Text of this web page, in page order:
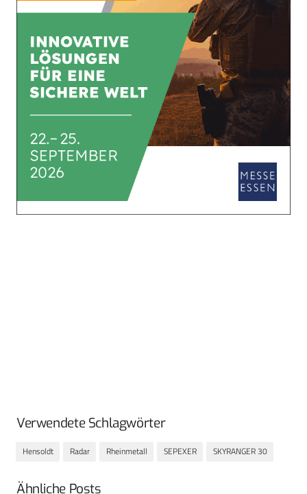
Verwendete Schlagwörter
Hensoldt Radar Rheinmetall SEPEXER SKYRANGER 30
Ähnliche Posts